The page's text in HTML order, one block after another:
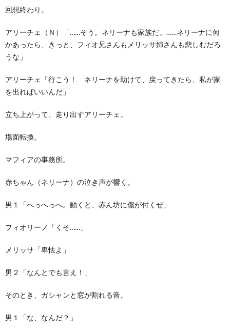
回想終わり。
アリーチェ（Ｎ）「……そう。ネリーナも家族だ。……ネリーナに何
かあったら、きっと、フィオ兄さんもメリッサ姉さんも悲しむだろ
うな」
アリーチェ「行こう！ ネリーナを助けて、戻ってきたら、私が家
を出ればいいんだ」
立ち上がって、走り出すアリーチェ。
場面転換。
マフィアの事務所。
赤ちゃん（ネリーナ）の泣き声が響く。
男１「へっへっへ。動くと、赤ん坊に傷が付くぜ」
フィオリーノ「くそ……」
メリッサ「卑怯よ」
男２「なんとでも言え！」
そのとき、ガシャンと窓が割れる音。
男１「な、なんだ？」